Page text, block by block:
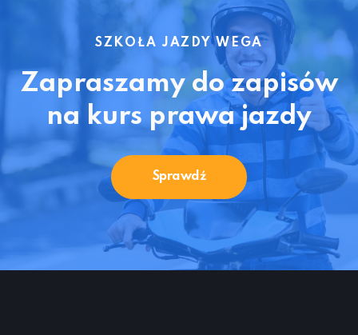
SZKOŁA JAZDY WEGA
Zapraszamy do zapisów
na kurs prawa jazdy
Sprawdź